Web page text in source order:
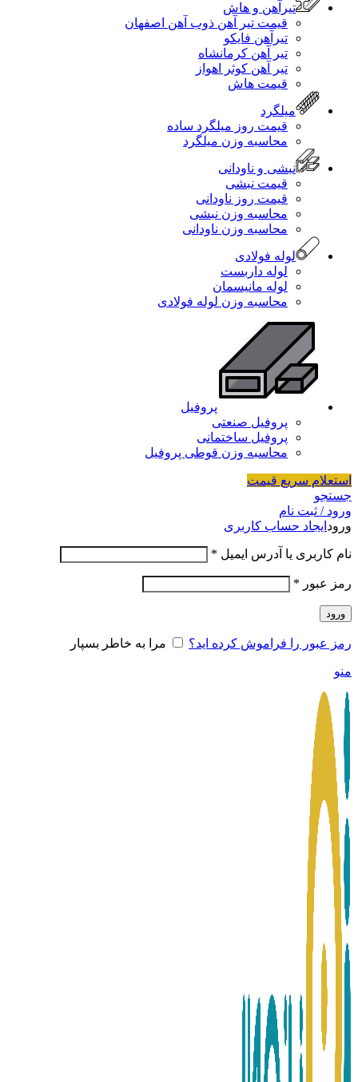
تیرآهن و هاش
قیمت تیر آهن ذوب آهن اصفهان
تیرآهن فایکو
تیر آهن کرمانشاه
تیر آهن کوثر اهواز
قیمت هاش
میلگرد
قیمت روز میلگرد ساده
محاسبه وزن میلگرد
نبشی و ناودانی
قیمت نبشی
قیمت روز ناودانی
محاسبه وزن نبشی
محاسبه وزن ناودانی
لوله فولادی
لوله داربست
لوله مانیسمان
محاسبه وزن لوله فولادی
پروفیل
پروفیل صنعتی
پروفیل ساختمانی
محاسبه وزن قوطی پروفیل
استعلام سریع قیمت
جستجو
ورود / ثبت نام
ورود ایجاد حساب کاربری
نام کاربری یا آدرس ایمیل *
رمز عبور *
ورود
رمز عبور را فراموش کرده اید؟ مرا به خاطر بسپار
منو